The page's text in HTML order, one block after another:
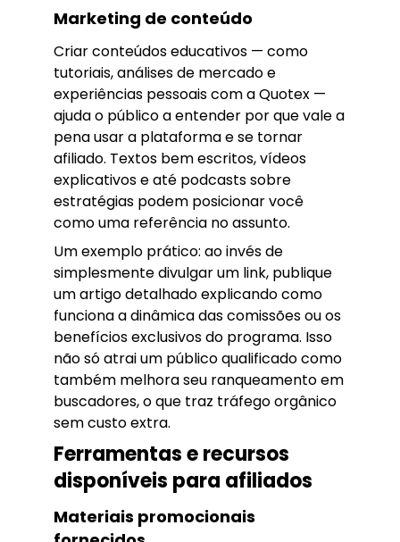
Marketing de conteúdo
Criar conteúdos educativos — como
tutoriais, análises de mercado e
experiências pessoais com a Quotex —
ajuda o público a entender por que vale a
pena usar a plataforma e se tornar
afiliado. Textos bem escritos, vídeos
explicativos e até podcasts sobre
estratégias podem posicionar você
como uma referência no assunto.
Um exemplo prático: ao invés de
simplesmente divulgar um link, publique
um artigo detalhado explicando como
funciona a dinâmica das comissões ou os
benefícios exclusivos do programa. Isso
não só atrai um público qualificado como
também melhora seu ranqueamento em
buscadores, o que traz tráfego orgânico
sem custo extra.
Ferramentas e recursos
disponíveis para afiliados
Materiais promocionais